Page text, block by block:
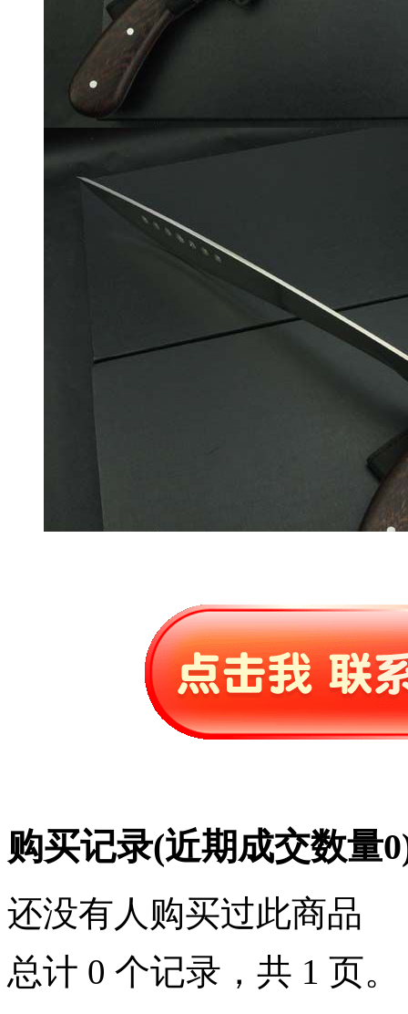
购买记录(近期成交数量0
还没有人购买过此商品
总计 0 个记录，共 1 页。